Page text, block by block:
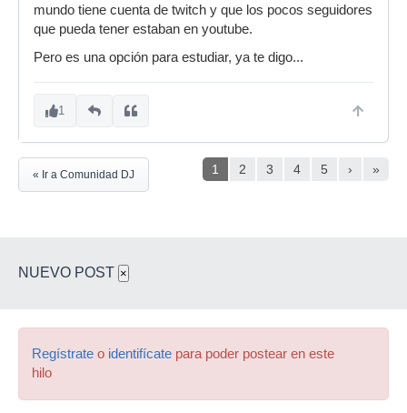
mundo tiene cuenta de twitch y que los pocos seguidores
que pueda tener estaban en youtube.
Pero es una opción para estudiar, ya te digo...
1
1 2 3 4 5 › »
« Ir a Comunidad DJ
NUEVO POST ×
Regístrate o identifícate para poder postear en este
hilo